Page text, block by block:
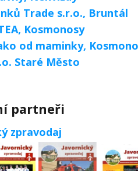
Trade s.r.o., Bruntál
Kosmonosy
od maminky,
Staré Město
partneři
zpravodaj